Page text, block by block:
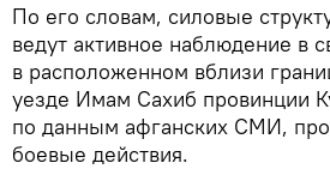
По его словам, силовые
ведут активное наблюдение в
в расположенном вблизи
уезде Имам Сахиб провинции
по данным афганских СМИ,
боевые действия.